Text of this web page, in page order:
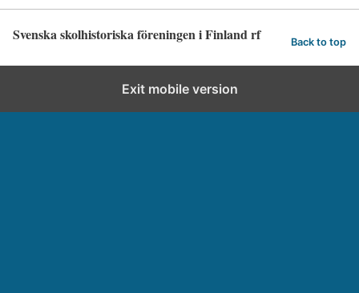
Svenska skolhistoriska föreningen i Finland rf Back to top
Exit mobile version